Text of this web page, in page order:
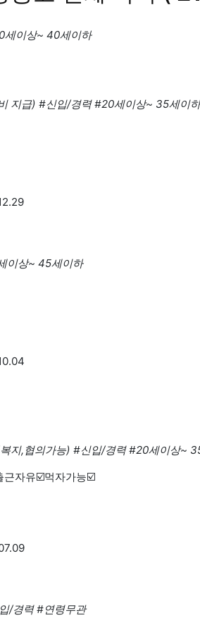
세이상~ 40세이하
지급) #신입/경력 #20세이상~ 35세이하
이상~ 45세이하
지,협의가능) #신입/경력 #20세이상~
근자유☑️먹자가능☑️
/경력 #연령무관